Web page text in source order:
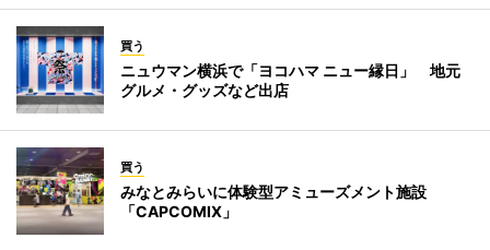
買う
ニュウマン横浜で「ヨコハマ ニュー縁日」 地元
グルメ・グッズなど出店
買う
みなとみらいに体験型アミューズメント施設
「CAPCOMIX」